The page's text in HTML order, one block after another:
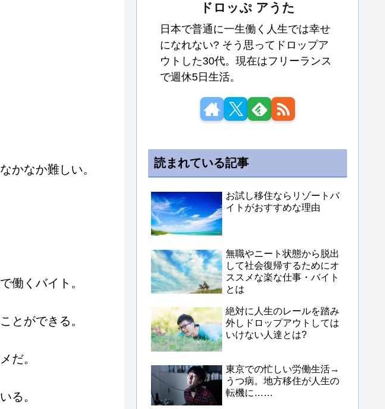
かなか難しい。
働くバイト。
とができる。
だ。
る。
ドロッぷ アうた
日本で普通に一生働く人生では幸せ
になれない? そう思ってドロップア
ウトした30代。現在はフリーランス
で週休5日生活。
読まれている記事
お試し移住ならリゾートバ
イトがおすすめな理由
無職やニート状態から脱出
して社会復帰するためにオ
ススメな楽な仕事・バイト
とは
絶対に人生のレールを踏み
外しドロップアウトしては
いけない人達とは?
東京での忙しい労働生活→
うつ病。地方移住が人生の
転機に……